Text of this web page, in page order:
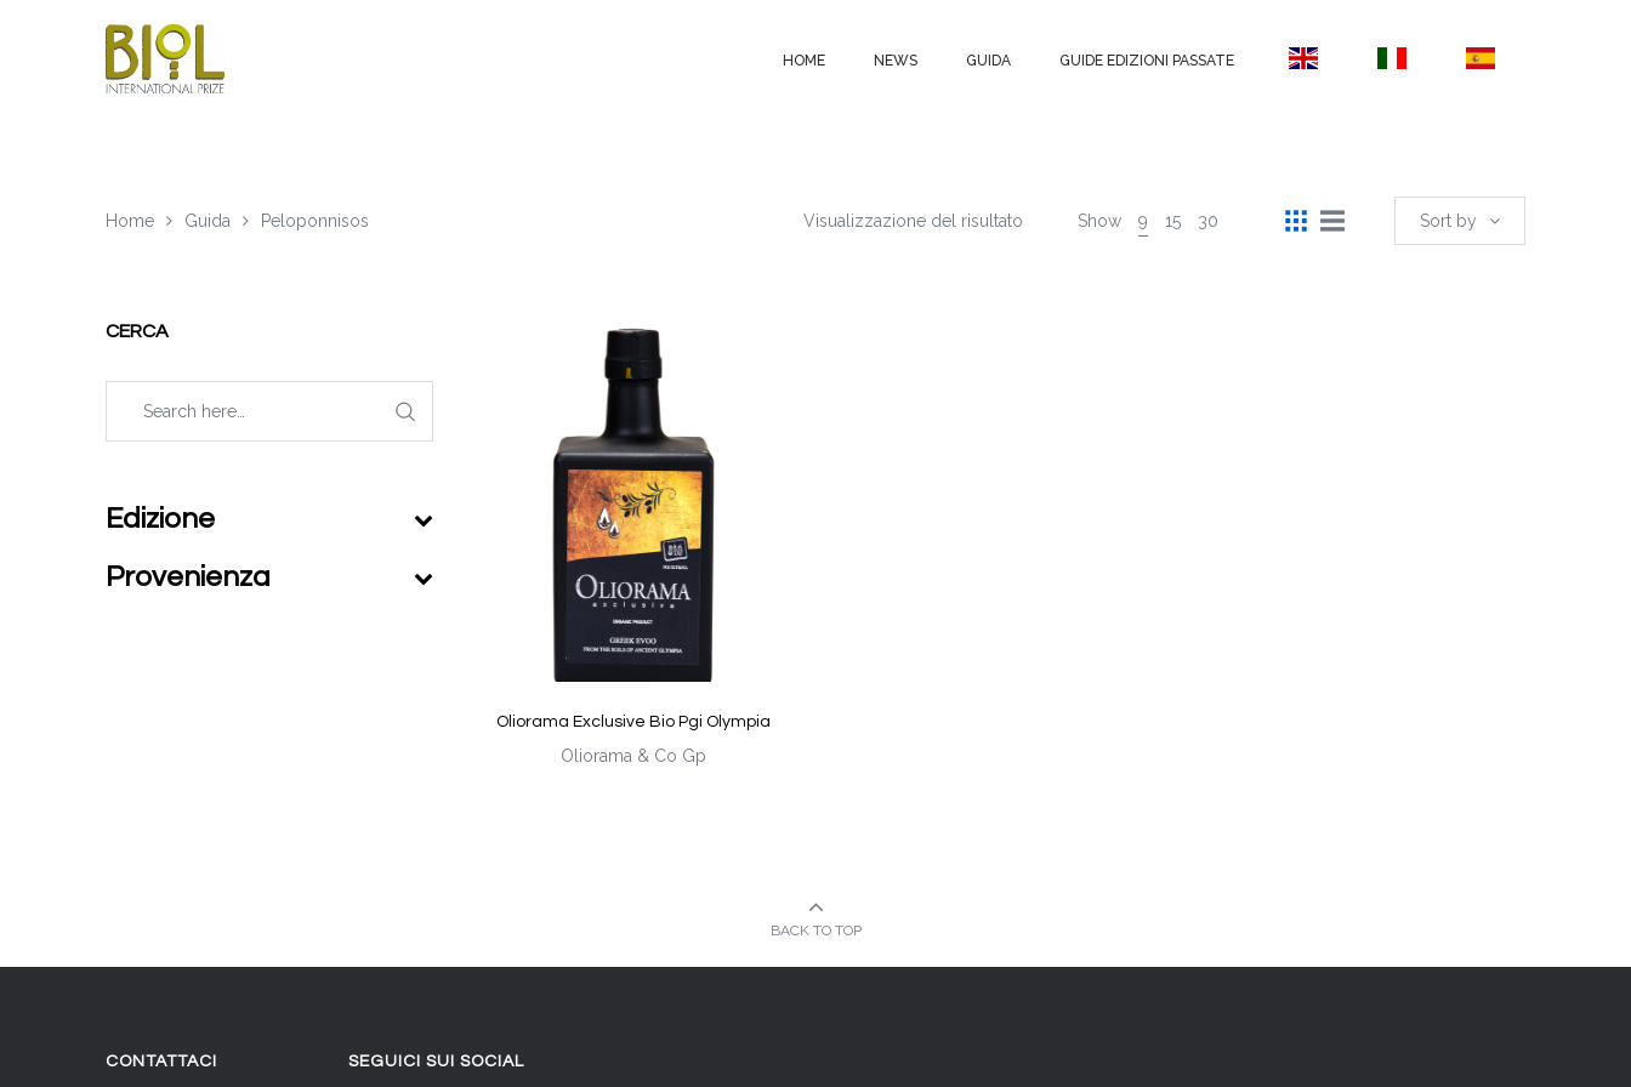
HOME NEWS GUIDA GUIDE EDIZIONI PASSATE
Home Guida Peloponnisos Sort by
Visualizzazione del risultato Show 9 15 30
Oliorama Exclusive Bio Pgi Olympia
Oliorama & Co Gp
CERCA
Edizione
Provenienza
BACK TO TOP
CONTATTACI SEGUICI SUI SOCIAL